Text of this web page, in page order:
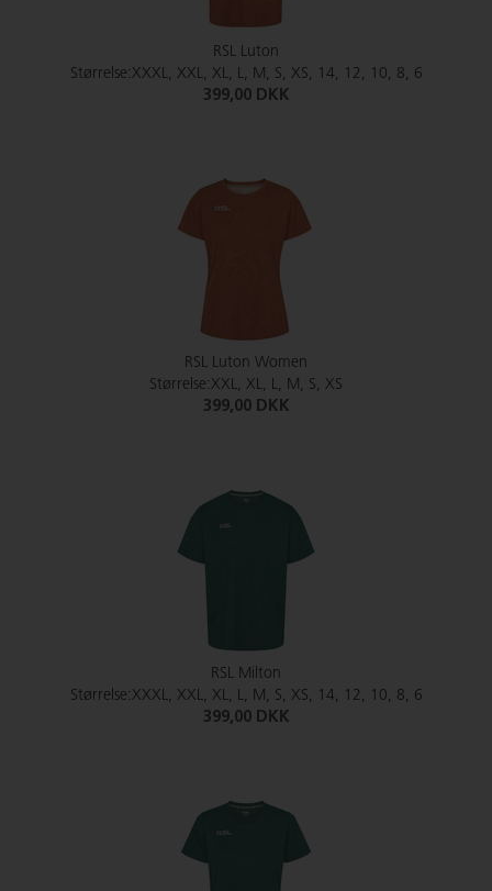
RSL Luton
Størrelse:XXXL, XXL, XL, L, M, S, XS, 14, 12, 10, 8, 6
399,00 DKK
RSL Luton Women
Størrelse:XXL, XL, L, M, S, XS
399,00 DKK
RSL Milton
Størrelse:XXXL, XXL, XL, L, M, S, XS, 14, 12, 10, 8, 6
399,00 DKK